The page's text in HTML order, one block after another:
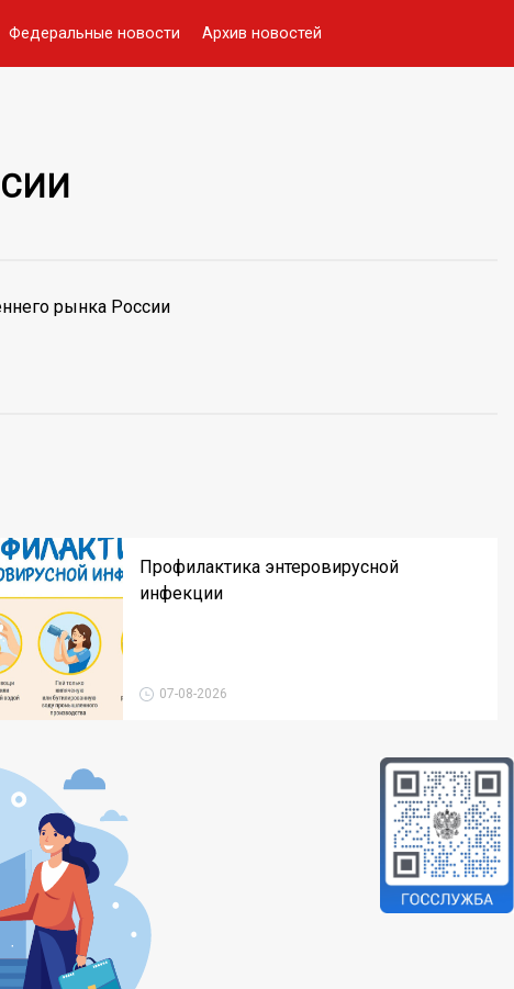
Федеральные новости Архив новостей
рынка России
Профилактика энтеровирусной
инфекции
07-08-2026